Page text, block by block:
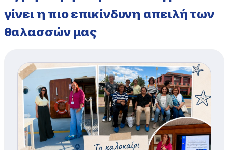
γίνει η πιο επικίνδυνη απειλή των
θαλασσών μας